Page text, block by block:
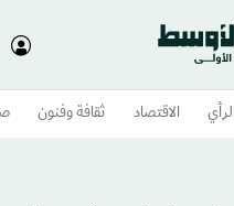
الرأي الاقتصاد ثقافة وفنون